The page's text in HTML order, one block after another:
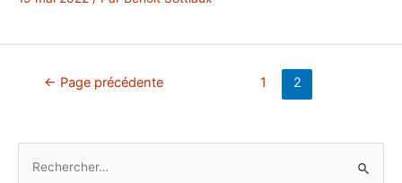
Navigation
← Page précédente 1 2